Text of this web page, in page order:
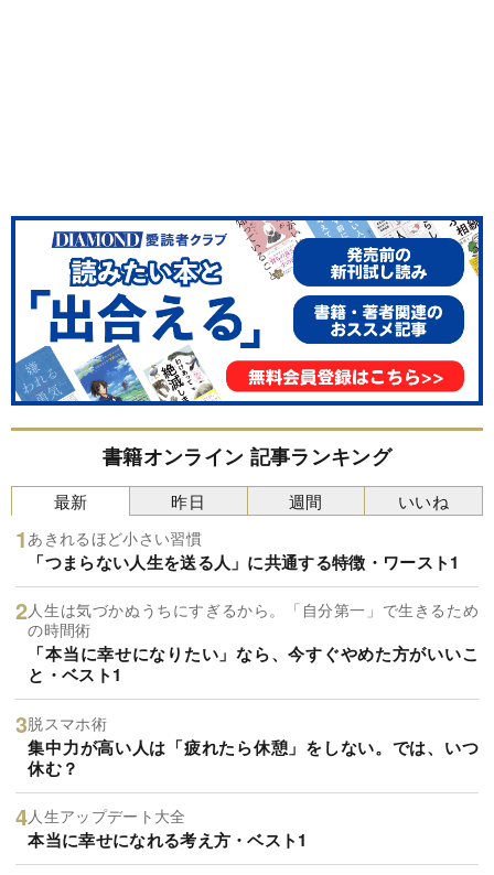
書籍オンライン 記事ランキング
最新
あきれるほど小さい習慣
「つまらない人生を送る人」に共通する特徴・ワースト1
人生は気づかぬうちにすぎるから。「自分第一」で生きるため
の時間術
「本当に幸せになりたい」なら、今すぐやめた方がいいこ
と・ベスト1
脱スマホ術
集中力が高い人は「疲れたら休憩」をしない。では、いつ
休む？
人生アップデート大全
本当に幸せになれる考え方・ベスト1
昨日 週間 いいね